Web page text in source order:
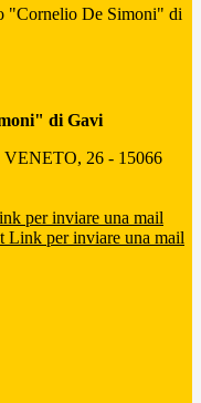
"Cornelio De Simoni" di
di Gavi
26 - 15066
per inviare una mail
Link per inviare una mail